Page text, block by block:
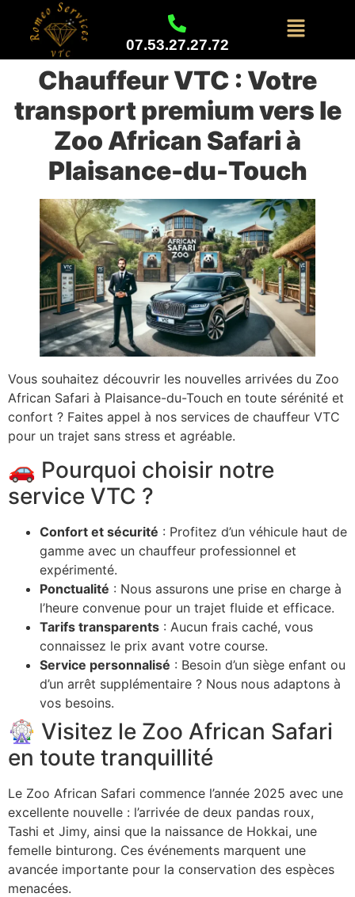
07.53.27.27.72
Chauffeur VTC : Votre
transport premium vers le
Zoo African Safari à
Plaisance-du-Touch
Vous souhaitez découvrir les nouvelles arrivées du Zoo
African Safari à Plaisance-du-Touch en toute sérénité et
confort ? Faites appel à nos services de chauffeur VTC
pour un trajet sans stress et agréable.
🚗 Pourquoi choisir notre
service VTC ?
Confort et sécurité : Profitez d’un véhicule haut de
gamme avec un chauffeur professionnel et
expérimenté.
Ponctualité : Nous assurons une prise en charge à
l’heure convenue pour un trajet fluide et efficace.
Tarifs transparents : Aucun frais caché, vous
connaissez le prix avant votre course.
Service personnalisé : Besoin d’un siège enfant ou
d’un arrêt supplémentaire ? Nous nous adaptons à
vos besoins.
🎡 Visitez le Zoo African Safari
en toute tranquillité
Le Zoo African Safari commence l’année 2025 avec une
excellente nouvelle : l’arrivée de deux pandas roux,
Tashi et Jimy, ainsi que la naissance de Hokkai, une
femelle binturong. Ces événements marquent une
avancée importante pour la conservation des espèces
menacées.